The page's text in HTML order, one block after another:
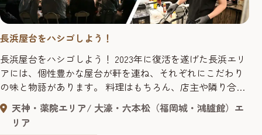
長浜屋台をハシゴしよう！
長浜屋台をハシゴしよう！ 2023年に復活を遂げた長浜エリ
アには、個性豊かな屋台が軒を連ね、それぞれにこだわり
の味と物語があります。 料理はもちろん、店主や隣り合わ
せたお客さんとの出会いも、長浜屋台ならではの魅力。
「次は、あの屋台に行ってみたら？」 店主のそんな一言を
きっかけに、もう一軒、またもう一軒。 店主から店主へ、
天神・薬院エリア
大濠・六本松（福岡城・鴻臚館）エ
リア